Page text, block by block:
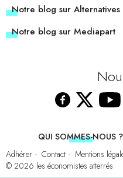
Notre blog sur Alternatives
Notre blog sur Mediapart
QUI SOMMES-NOUS ?
Adhérer
Contact Mentions
© 2026 les économistes atterrés